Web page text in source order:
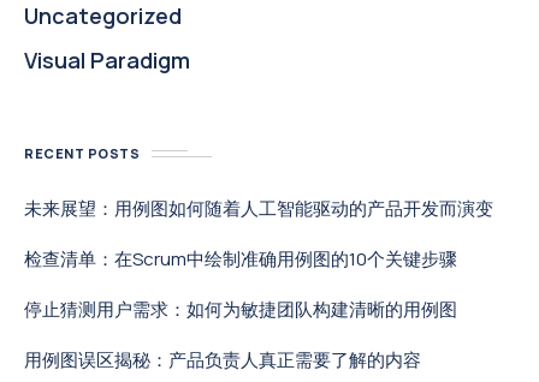
Uncategorized
Visual Paradigm
RECENT POSTS
未来展望：用例图如何随着人工智能驱动的产品开发而演变
检查清单：在Scrum中绘制准确用例图的10个关键步骤
停止猜测用户需求：如何为敏捷团队构建清晰的用例图
用例图误区揭秘：产品负责人真正需要了解的内容